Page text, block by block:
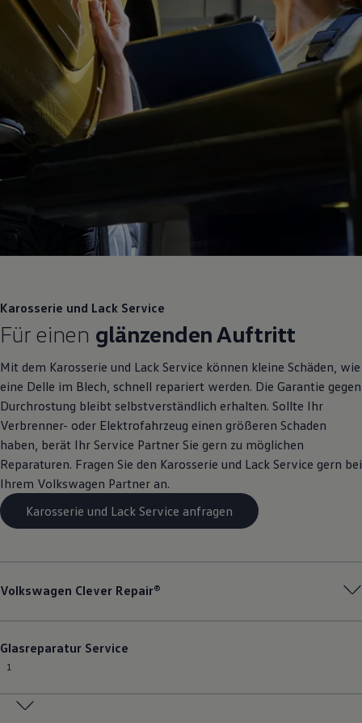
Karosserie und Lack Service
Für einen glänzenden Auftritt
Mit dem Karosserie und Lack Service können kleine Schäden, wie
eine Delle im Blech, schnell repariert werden. Die Garantie gegen
Durchrostung bleibt selbstverständlich erhalten. Sollte Ihr
Verbrenner- oder Elektrofahrzeug einen größeren Schaden
haben, berät Ihr Service Partner Sie gern zu möglichen
Reparaturen. Fragen Sie den Karosserie und Lack Service gern bei
Ihrem Volkswagen Partner an.
Karosserie und Lack Service anfragen
Volkswagen Clever Repair®
Glasreparatur Service
1